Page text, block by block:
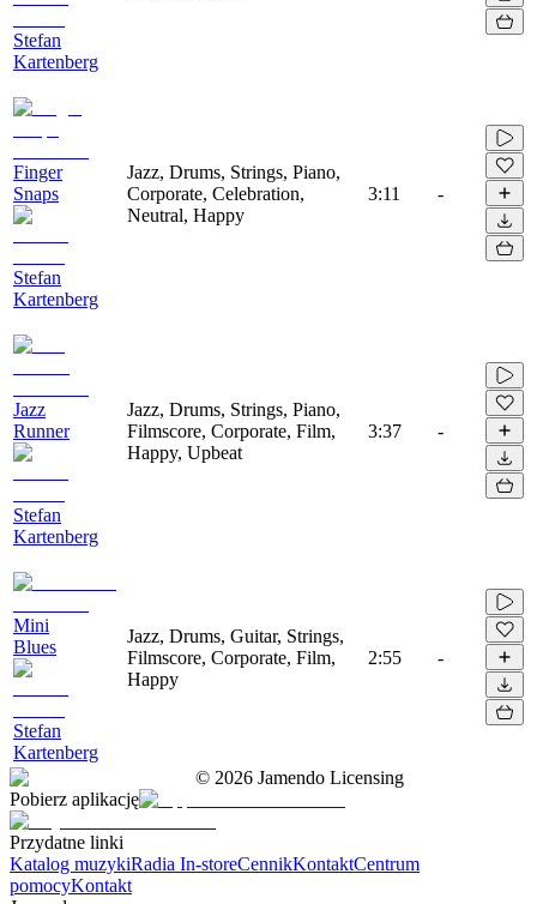
Stefan
Kartenberg
Finger
Snaps
Stefan
Kartenberg
Jazz, Drums, Strings, Piano,
Corporate, Celebration,
Neutral, Happy
3:11 -
Jazz
Runner
Stefan
Kartenberg
Jazz, Drums, Strings, Piano,
Filmscore, Corporate, Film,
Happy, Upbeat
3:37 -
Mini
Blues
Stefan
Kartenberg
Jazz, Drums, Guitar, Strings,
Filmscore, Corporate, Film,
Happy
2:55 -
© 2026 Jamendo Licensing
Pobierz aplikację
Przydatne linki
Katalog muzykiRadia In-storeCennikKontaktCentrum
pomocyKontakt